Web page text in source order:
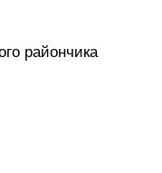
райончика